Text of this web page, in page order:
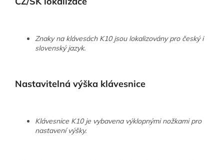
Znaky na klávesách K10 jsou lokalizovány pro český i
slovenský jazyk.
Nastavitelná výška klávesnice
Klávesnice K10 je vybavena výklopnými nožkami pro
nastavení výšky.